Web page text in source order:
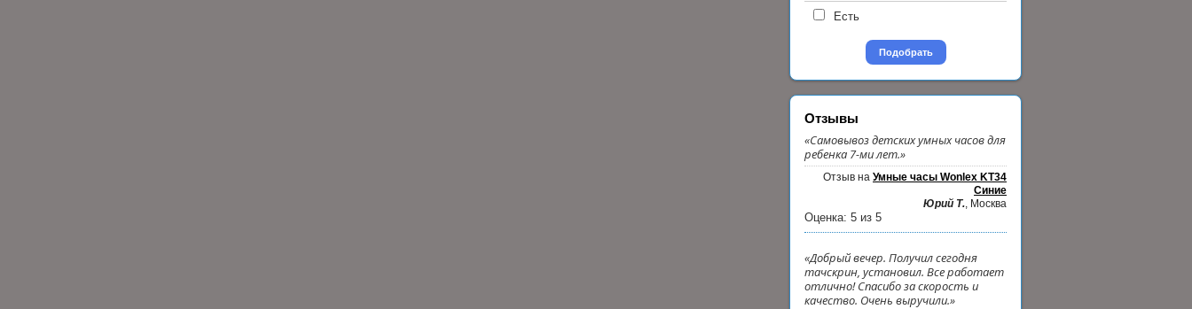
Есть
Подобрать
Отзывы
«Самовывоз детских умных часов для
ребенка 7-ми лет.»
Отзыв на Умные часы Wonlex KT34
Синие
Юрий Т., Москва
Оценка: 5 из 5
«Добрый вечер. Получил сегодня
тачскрин, установил. Все работает
отлично! Спасибо за скорость и
качество. Очень выручили.»